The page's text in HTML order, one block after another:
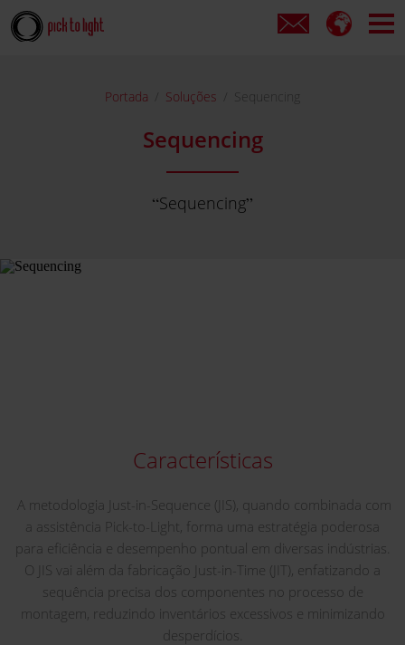
Portada Soluções Sequencing
Sequencing
Sequencing
Características
A metodologia Just-in-Sequence (JIS), quando combinada com
a assistência Pick-to-Light, forma uma estratégia poderosa
para eficiência e desempenho pontual em diversas indústrias.
O JIS vai além da fabricação Just-in-Time (JIT), enfatizando a
sequência precisa dos componentes no processo de
montagem, reduzindo inventários excessivos e minimizando
desperdícios.